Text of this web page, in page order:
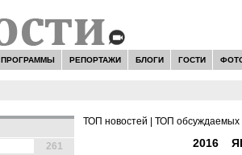
ПРОГРАММЫ РЕПОРТАЖИ БЛОГИ ГОСТИ
261
ТОП новостей ТОП обсуждаемых
2016